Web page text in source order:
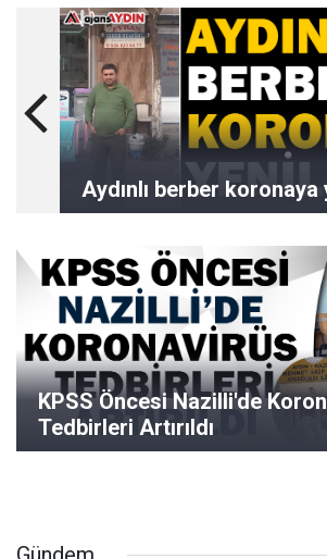
Aydınlı berber koronaya
KPSS Öncesi Nazilli'de
Tedbirleri Artırıldı